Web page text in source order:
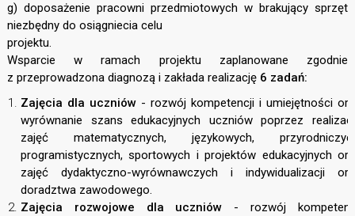
g) doposażenie pracowni przedmiotowych w brakujący sprzęt
niezbędny do osiągniecia celu
projektu.
Wsparcie w ramach projektu zaplanowane zgodnie
z przeprowadzona diagnozą i zakłada realizację 6 zadań:
Zajęcia dla uczniów- rozwój kompetencji i umiejętności
wyrównanie szans edukacyjnych uczniów poprzez
zajęć matematycznych, językowych,
programistycznych, sportowych i projektów edukacyjnych
zajęć dydaktyczno-wyrównawczych i indywidualizacji
doradztwa zawodowego.
Zajęcia rozwojowe dla uczniów - rozwój